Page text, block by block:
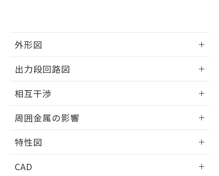
外形図
外形図
出力段回路図
出力段回路図
相互干渉
相互干渉
周囲金属の影響
周囲金属の影響
特性図
CAD
※当社の共同利用者とは、"個人情報
※本証明書は発行日時点で非含有を証明す
るもので、過去に遡って非含有を証明する
ものではありません。
また、RoHS指令のフタル酸エステル類４
物質の対応では、対応完了までの期間は出
荷製品に未対応品が混在することから備考
既に当社にて対応品への在庫切替を完了
していることから、特段のことがない限
り、2022年1月12日より割愛しておりま